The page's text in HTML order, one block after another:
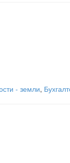
- земли,